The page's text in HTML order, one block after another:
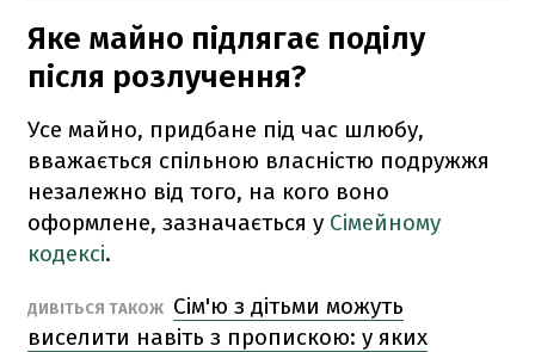
Яке майно підлягає поділу
після розлучення?
Усе майно, придбане під час шлюбу,
вважається спільною власністю подружжя
незалежно від того, на кого воно
оформлене, зазначається у Сімейному
кодексі.
ДИВІТЬСЯ ТАКОЖ Сім'ю з дітьми можуть
виселити навіть з пропискою: у яких